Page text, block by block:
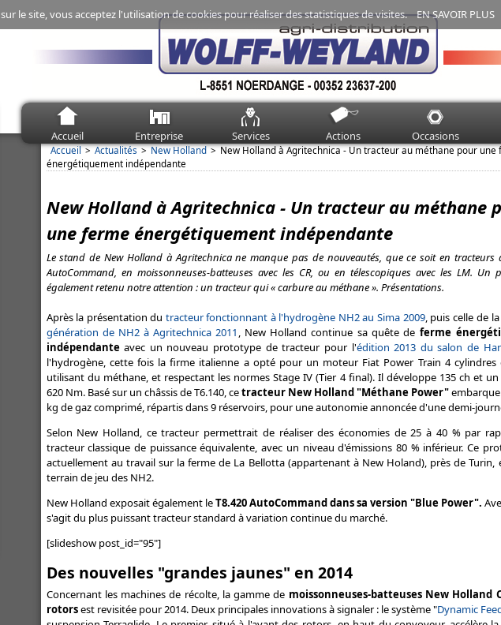
le site, vous acceptez l'utilisation de cookies pour réaliser des statistiques de visites.EN SAVOIR PLUS
Accueil Entreprise Services Actions Occasions
Accueil Actualités New Holland
New Holland à Agritechnica - Un tracteur au méthane pour une
énergétiquement indépendante
New Holland à Agritechnica - Un tracteur au méthane
une ferme énergétiquement indépendante
Le stand de New Holland à Agritechnica ne manque pas de nouveautés, que ce soit en tracteurs
AutoCommand, en moissonneuses-batteuses avec les CR, ou en télescopiques avec les LM. Un
également retenu notre attention : un tracteur qui « carbure au méthane ». Présentations.
Après la présentation du tracteur fonctionnant à l'hydrogène NH2 au Sima 2009, puis celle de la
génération de NH2 à Agritechnica 2011 , New Holland continue sa quête de ferme
indépendanteavec un nouveau prototype de tracteur pour l'édition 2013 du salon de
l'hydrogène, cette fois la firme italienne a opté pour un moteur Fiat Power Train 4 cylindres
utilisant du méthane, et respectant les normes Stage IV (Tier 4 final). Il développe 135 ch et
620 Nm. Basé sur un châssis de T6.140, cetracteur New Holland "Méthane Power"
kg de gaz comprimé, répartis dans 9 réservoirs, pour une autonomie annoncée d'une demi-
Selon New Holland, ce tracteur permettrait de réaliser des économies de 25 à 40 % par
tracteur classique de puissance équivalente, avec un niveau d'émissions 80 % inférieur. Ce
actuellement au travail sur la ferme de La Bellotta (appartenant à New Holand), près de Turin,
terrain de jeu des NH2.
New Holland exposait également leT8.420 AutoCommand dans sa version "Blue Power".
s'agit du plus puissant tracteur standard à variation continue du marché.
[slideshow post_id="95"]
Des nouvelles "grandes jaunes" en 2014
Concernant les machines de récolte, la gamme de moissonneuses-batteuses New Holland
rotorsest revisitée pour 2014. Deux principales innovations à signaler : le système "Dynamic